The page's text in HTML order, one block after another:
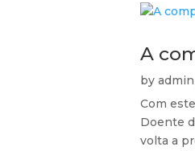
A
by admin
Com
Doente
volta a